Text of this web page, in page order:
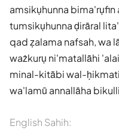
amsikụhunna bima'rụfin
tumsikụhunna ḍirāral
qad ẓalama nafsah, wa
ważkurụ ni'matallāhi
minal-kitābi wal-
wa'lamū annallāha
English Sahih: